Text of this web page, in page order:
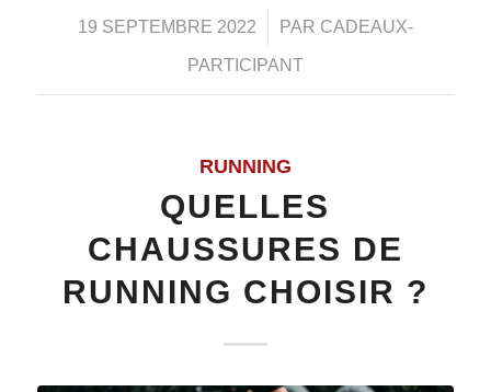
19 SEPTEMBRE 2022
/ PAR CADEAUX-
PARTICIPANT
RUNNING
QUELLES
CHAUSSURES DE
RUNNING CHOISIR ?